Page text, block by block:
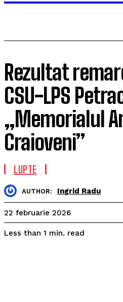
Rezultat
CSU-LPS
„Memorialul
Craioveni”
LUPTE
AUTHOR: Ingrid Radu
22 februarie 2026
Less than 1 min. read